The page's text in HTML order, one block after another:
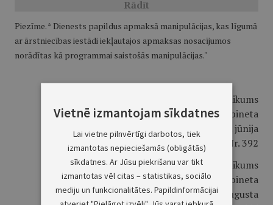
Piezīme. * Dienests papildus apmaksā manipulācijas, kas līgumā
ar ārstniecības iestādi iekļautajos apmaksas nosacījumos
norādītas kā programmai saistošās manipulācijas."
2. pielikums
Ministru kabineta
2024. gada 18. jūnija
noteikumiem Nr. 392
"7. pielikums
Ministru kabineta
2018. gada 28. augusta
Vietnē izmantojam sīkdatnes
Lai vietne pilnvērtīgi darbotos, tiek
izmantotas nepieciešamās (obligātās)
sīkdatnes. Ar Jūsu piekrišanu var tikt
izmantotas vēl citas – statistikas, sociālo
mediju un funkcionalitātes. Papildinformācijai